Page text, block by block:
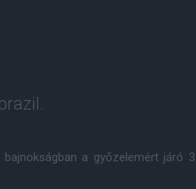
a győzelemért járó 3